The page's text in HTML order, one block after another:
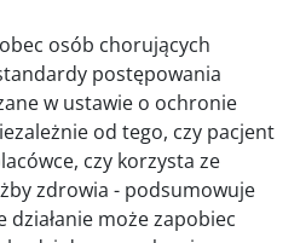
osób chorujących
postępowania
w ustawie o ochronie
od tego, czy pacjent
czy korzysta ze
zdrowia - podsumowuje
działanie może zapobiec